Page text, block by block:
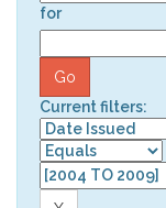
for
Current filters: